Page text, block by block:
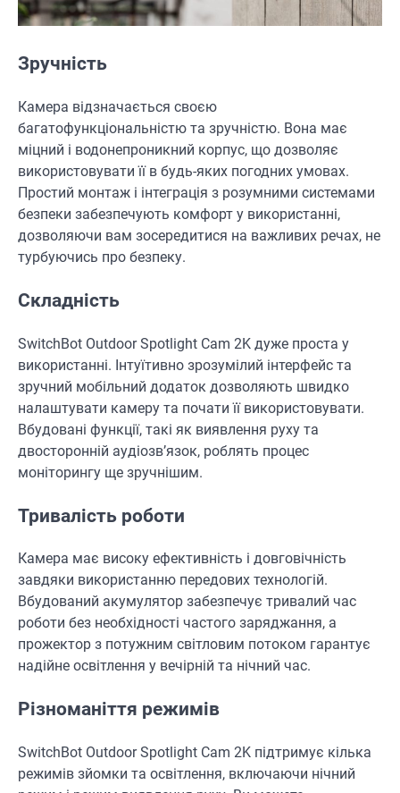
Зручність
Камера відзначається своєю
багатофункціональністю та зручністю. Вона має
міцний і водонепроникний корпус, що дозволяє
використовувати її в будь-яких погодних умовах.
Простий монтаж і інтеграція з розумними системами
безпеки забезпечують комфорт у використанні,
дозволяючи вам зосередитися на важливих речах, не
турбуючись про безпеку.
Складність
SwitchBot Outdoor Spotlight Cam 2K дуже проста у
використанні. Інтуїтивно зрозумілий інтерфейс та
зручний мобільний додаток дозволяють швидко
налаштувати камеру та почати її використовувати.
Вбудовані функції, такі як виявлення руху та
двосторонній аудіозв’язок, роблять процес
моніторингу ще зручнішим.
Тривалість роботи
Камера має високу ефективність і довговічність
завдяки використанню передових технологій.
Вбудований акумулятор забезпечує тривалий час
роботи без необхідності частого заряджання, а
прожектор з потужним світловим потоком гарантує
надійне освітлення у вечірній та нічний час.
Різноманіття режимів
SwitchBot Outdoor Spotlight Cam 2K підтримує кілька
режимів зйомки та освітлення, включаючи нічний